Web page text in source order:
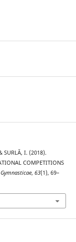
SURLĂ, I. (2018).
COMPETITIONS
, 63(1), 69–